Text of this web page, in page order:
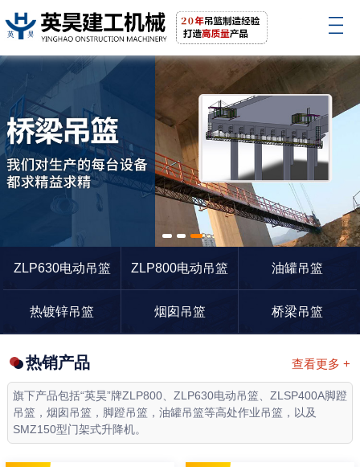
1 2 3
ZLP630电动吊篮
ZLP800电动吊篮 油罐吊篮
热镀锌吊篮 烟囱吊篮 桥梁吊篮
查看更多 +
热销产品
旗下产品包括“英昊”牌ZLP800、ZLP630电动吊篮、ZLSP400A脚蹬
吊篮，烟囱吊篮，脚蹬吊篮，油罐吊篮等高处作业吊篮，以及
SMZ150型门架式升降机。